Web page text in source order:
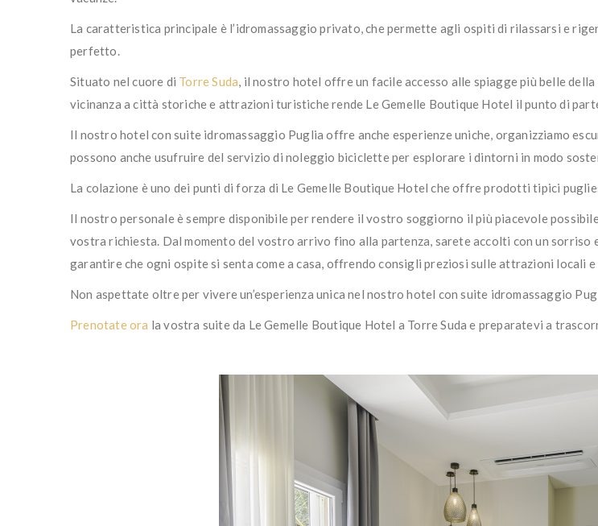
La caratteristica principale è l’idromassaggio privato, che permette agli ospiti di rilassarsi e
perfetto.
Situato nel cuore di Torre Suda, il nostro hotel offre un facile accesso alle spiagge più belle
vicinanza a città storiche e attrazioni turistiche rende Le Gemelle Boutique Hotel il punto di
Il nostro hotel con suite idromassaggio Puglia offre anche esperienze uniche, organizziamo
possono anche usufruire del servizio di noleggio biciclette per esplorare i dintorni in modo
La colazione è uno dei punti di forza di Le Gemelle Boutique Hotel che offre prodotti tipici
Il nostro personale è sempre disponibile per rendere il vostro soggiorno il più piacevole
vostra richiesta. Dal momento del vostro arrivo fino alla partenza, sarete accolti con un sorriso
garantire che ogni ospite si senta come a casa, offrendo consigli preziosi sulle attrazioni locali
Non aspettate oltre per vivere un’esperienza unica nel nostro hotel con suite idromassaggio
Prenotate ora la vostra suite da Le Gemelle Boutique Hotel a Torre Suda e preparatevi a